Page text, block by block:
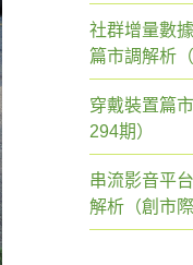
社群增量數
篇市調解析
穿戴裝置篇
294期）
串流影音平
解析（創市